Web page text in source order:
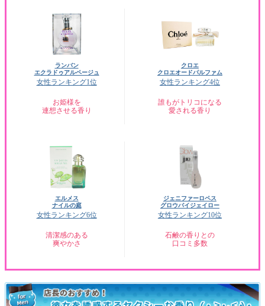
ランバン
エクラドゥアルページュ
女性ランキング1位
お姫様を
連想させる香り
クロエ
クロエオードパルファム
女性ランキング4位
誰もがトリコになる
愛される香り
エルメス
ナイルの庭
女性ランキング6位
清潔感のある
爽やかさ
ジェニファーロペス
グロウバイジェイロー
女性ランキング10位
石鹸の香りとの
口コミ多数